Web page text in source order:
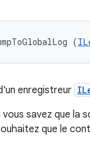
(
enregistreur
savez que la
que le